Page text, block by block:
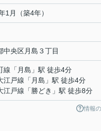
1月（築4年）
中央区月島 ３丁目
線 「 月島 」駅 徒歩4分
江戸線 「 月島 」駅 徒歩4分
江戸線 「 勝どき 」駅 徒歩8分
情報